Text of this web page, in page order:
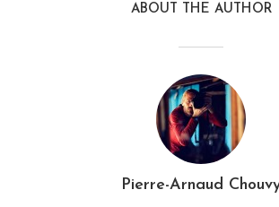
AG-Carte1
Pierre-Arnaud Chouvy 3
ABOUT THE AUTHOR
Pierre-Arnaud